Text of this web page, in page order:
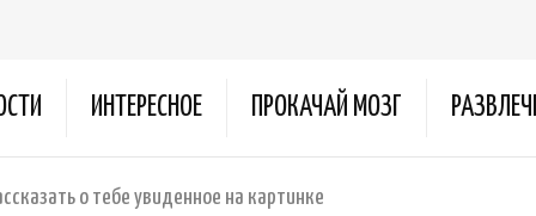
ИНТЕРЕСНОЕ ПРОКАЧАЙ МОЗГ
о тебе увиденное на картинке